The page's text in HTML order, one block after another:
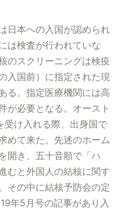
日本への入国が認められ
は検査が行われていな
のスクリーニングは検疫
入国前）に指定された現
る。指定医療機関には高
が必要となる。オースト
受け入れる際、出身国で
めて来た。先述のホーム
開き、五十音順で「ハ
むと外国人の結核に関す
その中に結核予防会の定
年5月号の記事があり入